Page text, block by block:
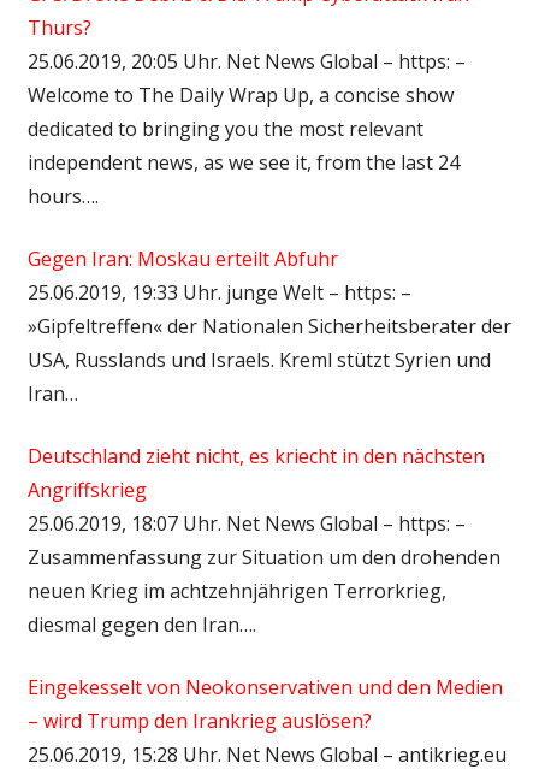
Thurs?
25.06.2019, 20:05 Uhr. Net News Global – https: –
Welcome to The Daily Wrap Up, a concise show
dedicated to bringing you the most relevant
independent news, as we see it, from the last 24
hours….
Gegen Iran: Moskau erteilt Abfuhr
25.06.2019, 19:33 Uhr. junge Welt – https: –
»Gipfeltreffen« der Nationalen Sicherheitsberater der
USA, Russlands und Israels. Kreml stützt Syrien und
Iran…
Deutschland zieht nicht, es kriecht in den nächsten
Angriffskrieg
25.06.2019, 18:07 Uhr. Net News Global – https: –
Zusammenfassung zur Situation um den drohenden
neuen Krieg im achtzehnjährigen Terrorkrieg,
diesmal gegen den Iran….
Eingekesselt von Neokonservativen und den Medien
– wird Trump den Irankrieg auslösen?
25.06.2019, 15:28 Uhr. Net News Global – antikrieg.eu